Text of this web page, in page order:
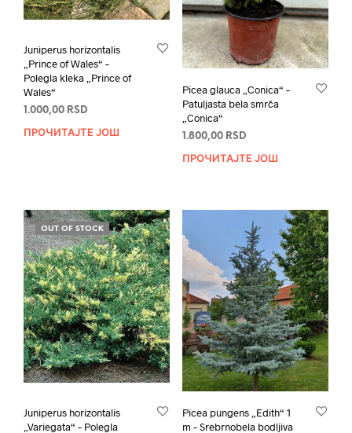
Juniperus horizontalis
„Prince of Wales“ –
Polegla kleka „Prince of
Wales“
1.000,00 RSD
ПРОЧИТАЈТЕ ЈОШ
Picea glauca „Conica“ –
Patuljasta bela smrča
„Conica“
1.800,00 RSD
ПРОЧИТАЈТЕ ЈОШ
OUT OF STOCK
Juniperus horizontalis
„Variegata“ – Polegla
Picea pungens „Edith“ 1
m – Srebrnobela bodljiva